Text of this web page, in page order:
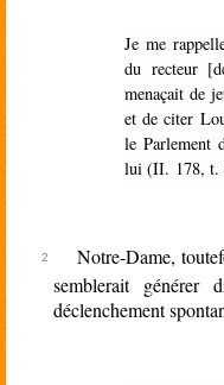
Je me rappelle en riant, au sujet des droits
du recteur
menaçait de
et de citer
le Parlement
lui (II. 178, t.
Notre-Dame,
semblerait générer
déclenchement